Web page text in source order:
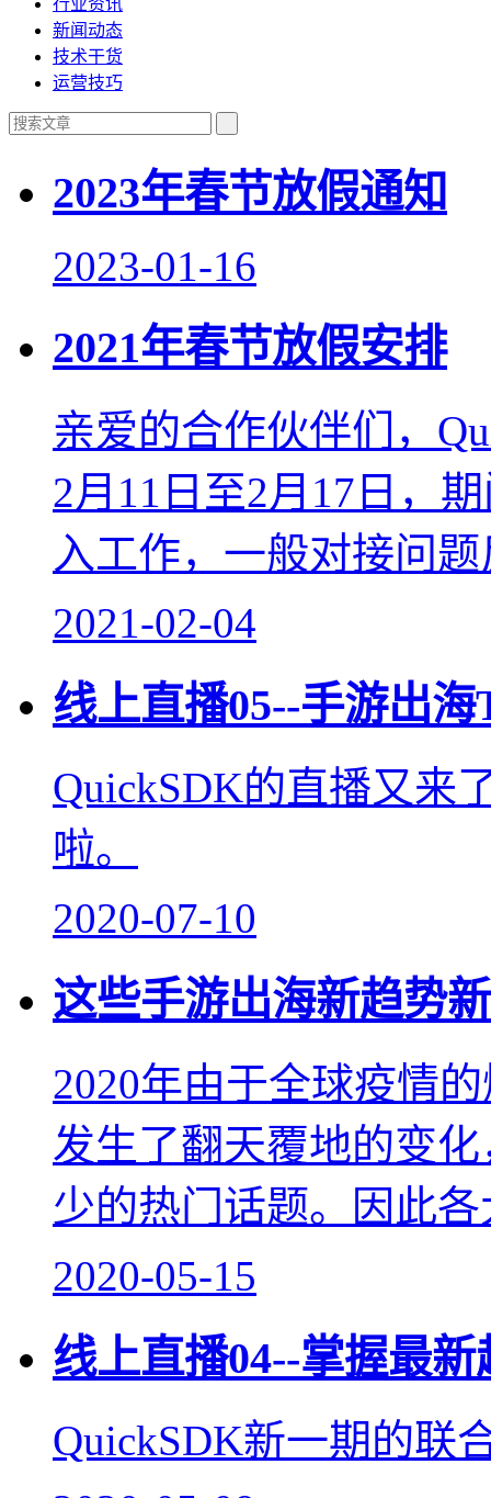
行业资讯
新闻动态
技术干货
运营技巧
2023年春节放假通知
2023-01-16
2021年春节放假安排
亲爱的合作伙伴们，
2月11日至2月17日，
入工作，一般对接问题
2021-02-04
线上直播05--手游出
QuickSDK的直播又来
啦。
2020-07-10
这些手游出海新趋势
2020年由于全球疫情
发生了翻天覆地的变
少的热门话题。因此
2020-05-15
线上直播04--掌握最
QuickSDK新一期的联